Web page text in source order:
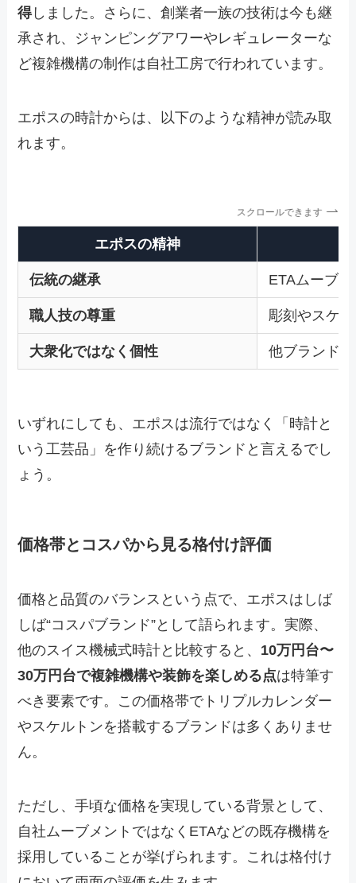
得しました。さらに、創業者一族の技術は今も継
承され、ジャンピングアワーやレギュレーターな
ど複雑機構の制作は自社工房で行われています。
エポスの時計からは、以下のような精神が読み取
れます。
スクロールできます
エポスの精神
伝統の継承 ETAムーブ
職人技の尊重 彫刻やスケ
大衆化ではなく個性 他ブランド
いずれにしても、エポスは流行ではなく「時計と
いう工芸品」を作り続けるブランドと言えるでし
ょう。
価格帯とコスパから見る格付け評価
価格と品質のバランスという点で、エポスはしば
しば“コスパブランド”として語られます。実際、
他のスイス機械式時計と比較すると、 10万円台〜
30万円台で複雑機構や装飾を楽しめる点は特筆す
べき要素です。この価格帯でトリプルカレンダー
やスケルトンを搭載するブランドは多くありませ
ん。
ただし、手頃な価格を実現している背景として、
自社ムーブメントではなくETAなどの既存機構を
採用していることが挙げられます。これは格付け